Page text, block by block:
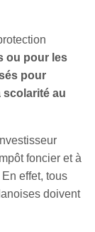
ou pour les
pour
scolarité au
foncier et à
effet, tous
doivent